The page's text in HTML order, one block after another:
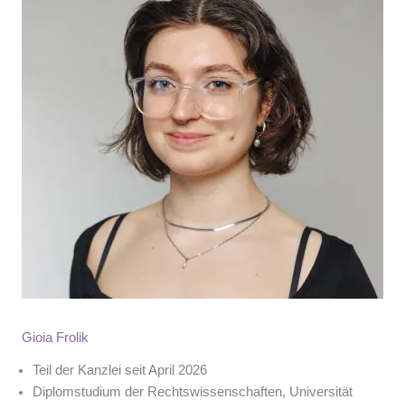
Gioia Frolik
Teil der Kanzlei seit April 2026
Diplomstudium der Rechtswissenschaften, Universität